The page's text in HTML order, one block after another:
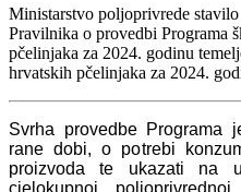
Ministarstvo poljoprivrede
Pravilnika o provedbi Programa
pčelinjaka za 2024. godinu
hrvatskih pčelinjaka za 2024.
Svrha provedbe Programa
rane dobi, o potrebi
proizvoda te ukazati na